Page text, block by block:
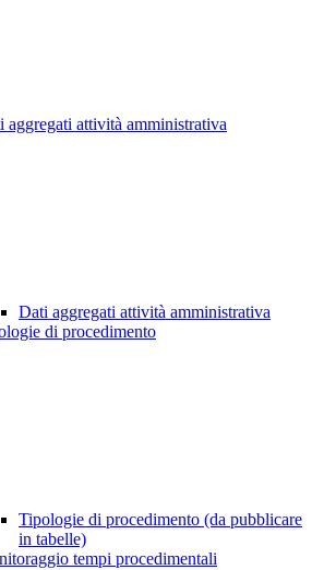
aggregati attività amministrativa
Dati aggregati attività amministrativa
di procedimento
Tipologie di procedimento (da pubblicare
in tabelle)
tempi procedimentali